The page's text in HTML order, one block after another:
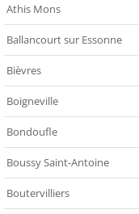
Athis Mons
Ballancourt sur Essonne
Bièvres
Boigneville
Bondoufle
Boussy Saint-Antoine
Boutervilliers